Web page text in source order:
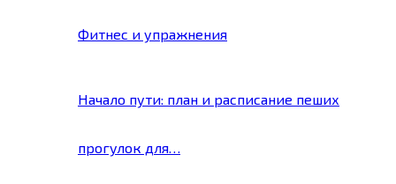
Фитнес и упражнения
Начало пути: план и расписание пеших
прогулок для…